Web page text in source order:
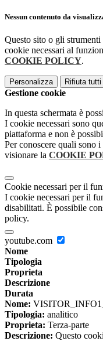
Nessun contenuto da
Questo sito o gli
cookie necessari al
COOKIE POLICY.
Personalizza Rifiuta tutti
Gestione cookie
In questa schermata è
I cookie necessari sono
piattaforma e non è
Per conoscere quali sono
visionare la COOKIE
Cookie necessari per il
I cookie necessari per il
disabilitati. È possibile
policy.
youtube.com
Nome
Tipologia
Proprieta
Descrizione
Durata
Nome:
Tipologia: analitico
Proprieta: Terza-parte
Descrizione: Questo